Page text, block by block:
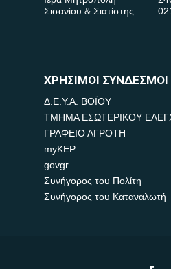
Σισανίου & Σιατίστης
ΧΡΗΣΙΜΟΙ ΣΥΝΔΕΣΜΟΙ
Δ.Ε.Υ.Α. ΒΟΪΟΥ
ΤΜΗΜΑ ΕΣΩΤΕΡΙΚΟΥ
ΓΡΑΦΕΙΟ ΑΓΡΟΤΗ
myKEP
govgr
Συνήγορος του Πολίτη
Συνήγορος του Καταναλωτή